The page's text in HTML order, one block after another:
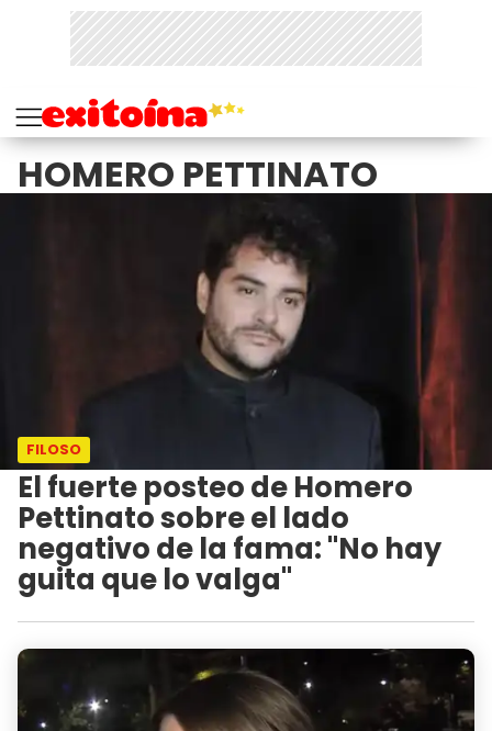
HOMERO PETTINATO
FILOSO
El fuerte posteo de Homero
Pettinato sobre el lado
negativo de la fama: "No hay
guita que lo valga"